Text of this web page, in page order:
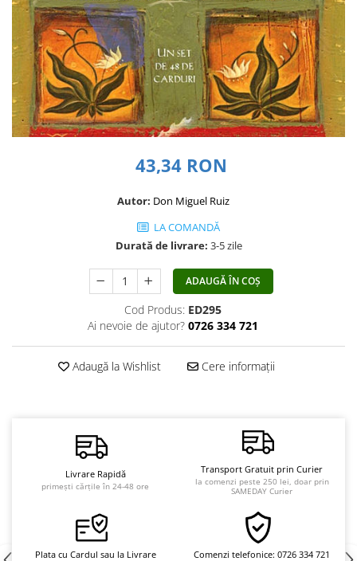
Astrologie
Știință
Seria Montauk
Mistere
Seria Chico Xavier
Seria Helena Blavatsky
Psihologie practică
Sexualitate
Seria Masaru Emoto
Inspiraţie divină
43,34 RON
Autor: Don Miguel Ruiz
LA COMANDĂ
Durată de livrare: 3-5 zile
ADAUGĂ ÎN COȘ
Cod Produs: ED295
Ai nevoie de ajutor? 0726 334 721
Adaugă la Wishlist Cere informații
Livrare Rapidă
primești cărțile în 24-48 ore
Transport Gratuit prin Curier
la comenzi peste 250 lei, doar prin
SAMEDAY Curier
Plata cu Cardul sau la Livrare Comenzi telefonice: 0726 334 721